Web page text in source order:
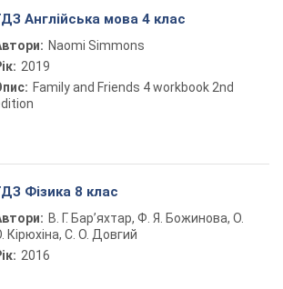
Англійська мова 4 клас
Naomi Simmons
2019
Family and Friends 4 workbook 2nd
Фізика 8 клас
В. Г. Бар’яхтар, Ф. Я. Божинова, О.
Кірюхіна, С. О. Довгий
2016